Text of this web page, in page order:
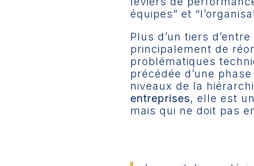
équipes” et
Plus d’un tiers
principalement de
problématiques
précédée d’une phase
niveaux de la
entreprises, elle est
mais qui ne doit pas